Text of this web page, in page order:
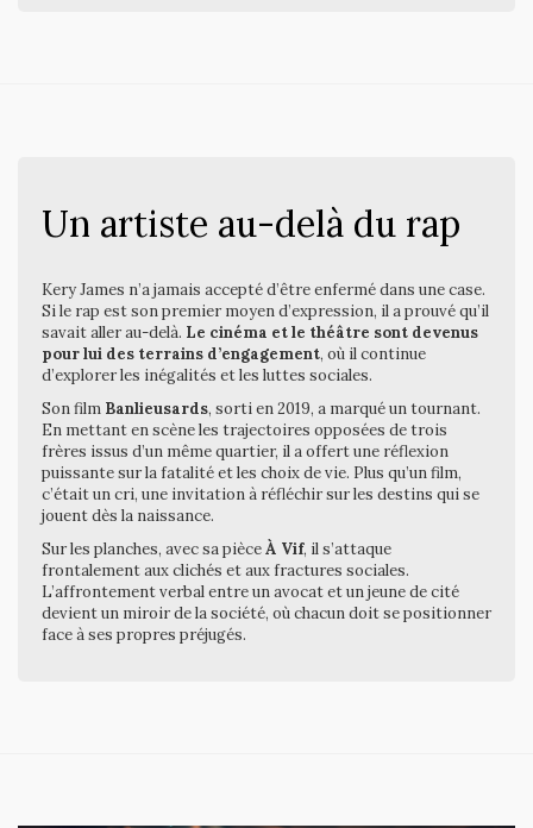
Un artiste au-delà du rap
Kery James n’a jamais accepté d’être enfermé dans une case.
Si le rap est son premier moyen d’expression, il a prouvé qu’il
savait aller au-delà. Le cinéma et le théâtre sont devenus
pour lui des terrains d’engagement, où il continue
d’explorer les inégalités et les luttes sociales.
Son film Banlieusards, sorti en 2019, a marqué un tournant.
En mettant en scène les trajectoires opposées de trois
frères issus d’un même quartier, il a offert une réflexion
puissante sur la fatalité et les choix de vie. Plus qu’un film,
c’était un cri, une invitation à réfléchir sur les destins qui se
jouent dès la naissance.
Sur les planches, avec sa pièceÀ Vif, il s’attaque
frontalement aux clichés et aux fractures sociales.
L’affrontement verbal entre un avocat et un jeune de cité
devient un miroir de la société, où chacun doit se positionner
face à ses propres préjugés.